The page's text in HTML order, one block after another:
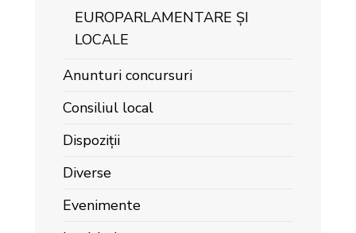
EUROPARLAMENTARE ȘI
LOCALE
Anunturi concursuri
Consiliul local
Dispoziții
Diverse
Evenimente